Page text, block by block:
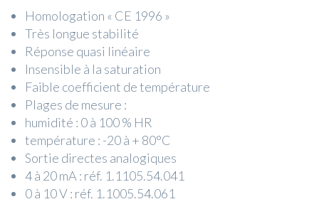
Homologation « CE 1996 »
Très longue stabilité
Réponse quasi linéaire
Insensible à la saturation
Faible coefficient de température
Plages de mesure :
humidité : 0 à 100 % HR
température : -20 à + 80°C
Sortie directes analogiques
4 à 20 mA : réf. 1.1105.54.041
0 à 10 V : réf. 1.1005.54.061